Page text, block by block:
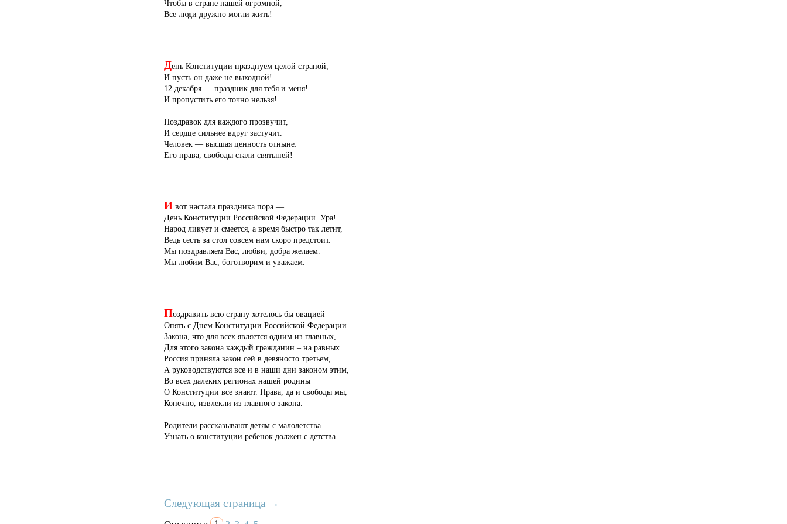
Чтобы в стране нашей огромной,
Все люди дружно могли жить!
День Конституции празднуем целой страной,
И пусть он даже не выходной!
12 декабря — праздник для тебя и меня!
И пропустить его точно нельзя!
Поздравок для каждого прозвучит,
И сердце сильнее вдруг застучит.
Человек — высшая ценность отныне:
Его права, свободы стали святыней!
И вот настала праздника пора —
День Конституции Российской Федерации. Ура!
Народ ликует и смеется, а время быстро так летит,
Ведь сесть за стол совсем нам скоро предстоит.
Мы поздравляем Вас, любви, добра желаем.
Мы любим Вас, боготворим и уважаем.
Поздравить всю страну хотелось бы овацией
Опять с Днем Конституции Российской Федерации —
Закона, что для всех является одним из главных,
Для этого закона каждый гражданин – на равных.
Россия приняла закон сей в девяносто третьем,
А руководствуются все и в наши дни законом этим,
Во всех далеких регионах нашей родины
О Конституции все знают. Права, да и свободы мы,
Конечно, извлекли из главного закона.
Родители рассказывают детям с малолетства –
Узнать о конституции ребенок должен с детства.
Следующая страница →